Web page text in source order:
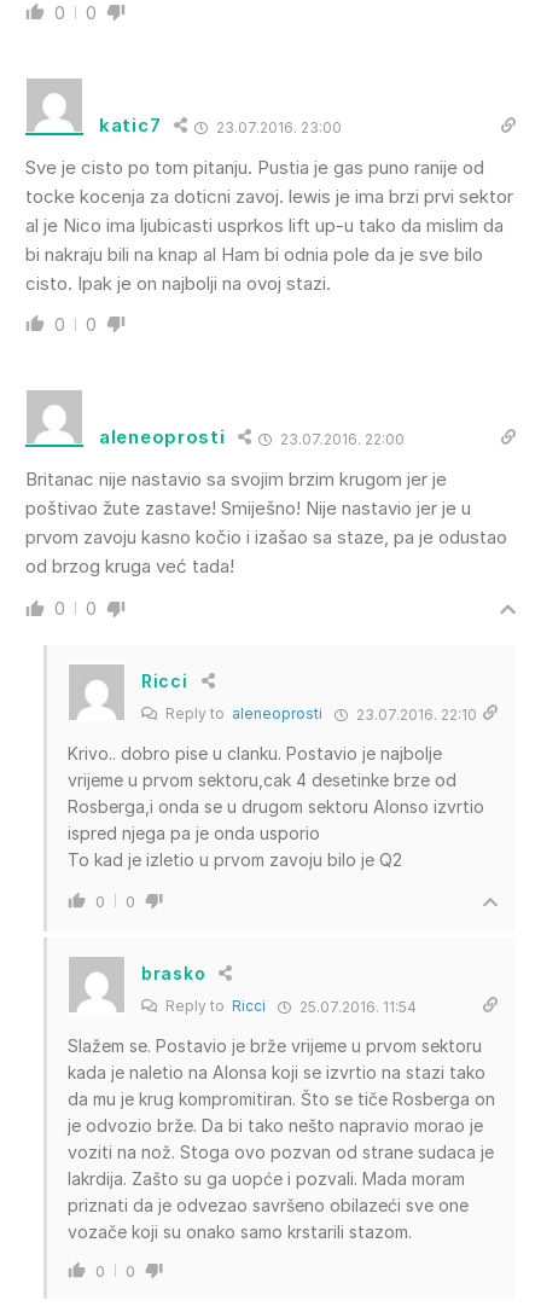
0 0
katic7 23.07.2016. 23:00
Sve je cisto po tom pitanju. Pustia je gas puno ranije od
tocke kocenja za doticni zavoj. lewis je ima brzi prvi sektor
al je Nico ima ljubicasti usprkos lift up-u tako da mislim da
bi nakraju bili na knap al Ham bi odnia pole da je sve bilo
cisto. Ipak je on najbolji na ovoj stazi.
0 0
aleneoprosti 23.07.2016. 22:00
Britanac nije nastavio sa svojim brzim krugom jer je
poštivao žute zastave! Smiješno! Nije nastavio jer je u
prvom zavoju kasno kočio i izašao sa staze, pa je odustao
od brzog kruga već tada!
0 0
Ricci
Reply to aleneoprosti 23.07.2016. 22:10
Krivo.. dobro pise u clanku. Postavio je najbolje
vrijeme u prvom sektoru,cak 4 desetinke brze od
Rosberga,i onda se u drugom sektoru Alonso izvrtio
ispred njega pa je onda usporio
To kad je izletio u prvom zavoju bilo je Q2
0 0
brasko
Reply to Ricci 25.07.2016. 11:54
Slažem se. Postavio je brže vrijeme u prvom sektoru
kada je naletio na Alonsa koji se izvrtio na stazi tako
da mu je krug kompromitiran. Što se tiče Rosberga on
je odvozio brže. Da bi tako nešto napravio morao je
voziti na nož. Stoga ovo pozvan od strane sudaca je
lakrdija. Zašto su ga uopće i pozvali. Mada moram
priznati da je odvezao savršeno obilazeći sve one
vozače koji su onako samo krstarili stazom.
0 0